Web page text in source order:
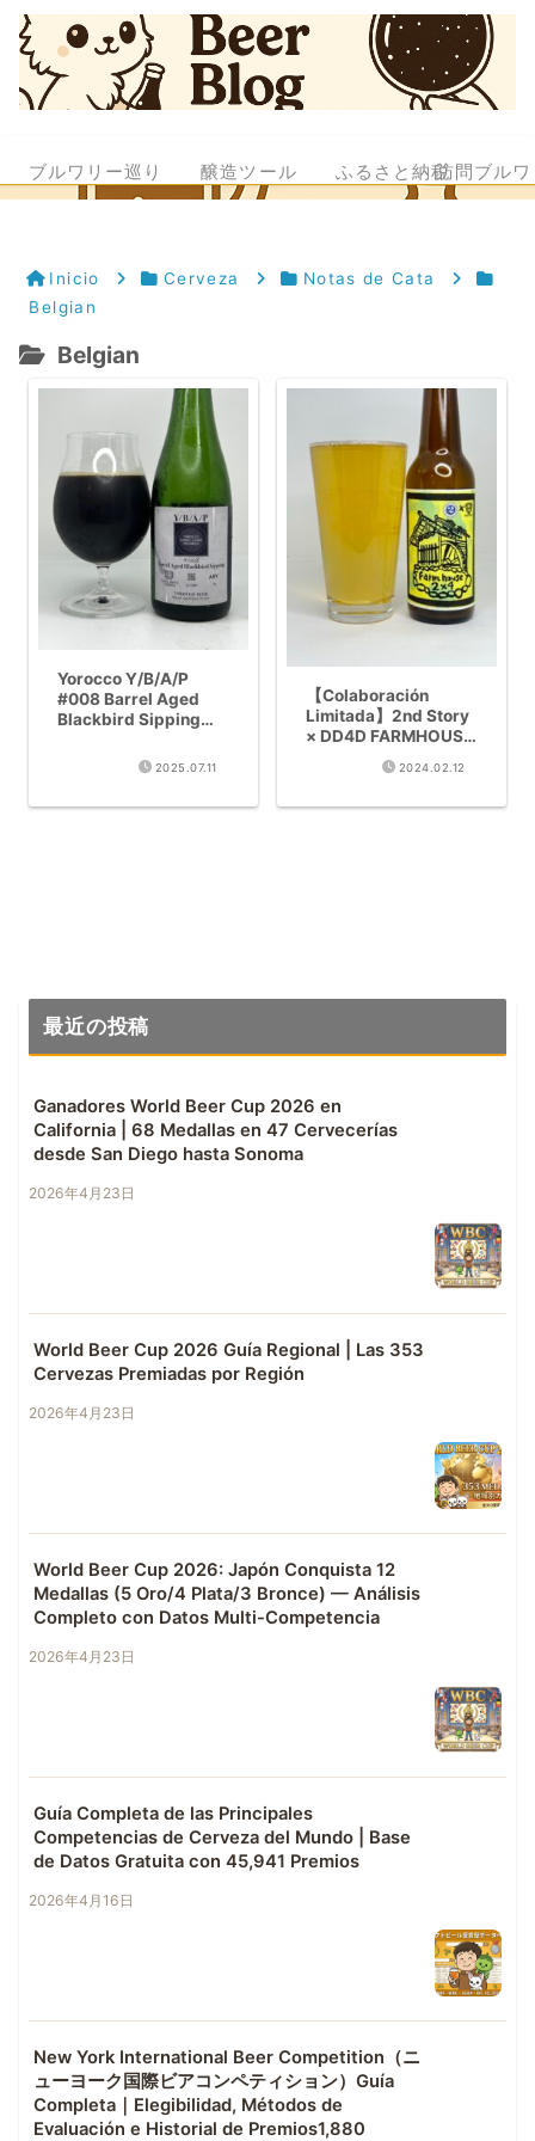
ブルワリー巡り 醸造ツール ふるさと納税訪問ブル
Inicio Cerveza
Notas de Cata
Belgian
Belgian
Yorocco Y/B/A/P
#008 Barrel Aged
Blackbird Sipping
Porter 7%) ReseÃ±a
2025.07.11
【Colaboración
Limitada】2nd Story
× DD4D FARMHOUSE
2X4 Reseña
Completa – 2024.02.12
最近の投稿
Ganadores World Beer Cup 2026 en
California | 68 Medallas en 47 Cervecerías
desde San Diego hasta Sonoma
2026年4月23日
World Beer Cup 2026 Guía Regional | Las 353
Cervezas Premiadas por Región
2026年4月23日
World Beer Cup 2026: Japón Conquista 12
Medallas (5 Oro/4 Plata/3 Bronce) — Análisis
Completo con Datos Multi-Competencia
2026年4月23日
Guía Completa de las Principales
Competencias de Cerveza del Mundo | Base
de Datos Gratuita con 45,941 Premios
2026年4月16日
New York International Beer Competition（ニ
ューヨーク国際ビアコンペティション）Guía
Completa｜Elegibilidad, Métodos de
Evaluación e Historial de Premios1,880